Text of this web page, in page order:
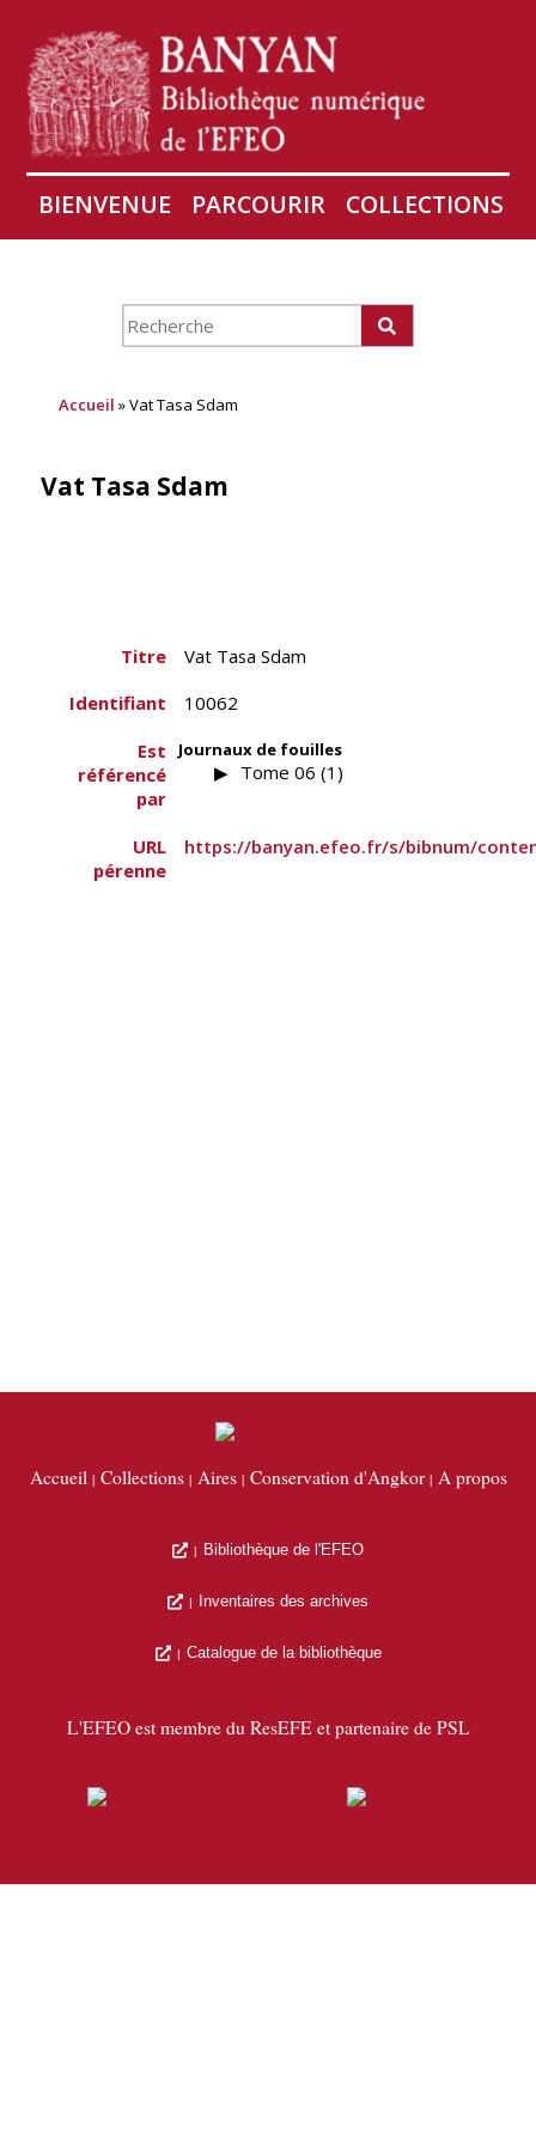
BIENVENUE PARCOURIR
COLLECTIONS
AIRES
CONSERVATION D'ANGKOR
Accueil » Vat Tasa Sdam
Vat Tasa Sdam
Titre
Vat Tasa Sdam
Identifiant
10062
Est
référencé
par
Journaux de fouilles
Tome 06 (1)
URL
pérenne
https://banyan.efeo.fr/s/bibnum/
Accueil Collections Aires Conservation d'Angkor A propos
Bibliothèque de l'EFEO
Inventaires des archives
Catalogue de la bibliothèque
L'EFEO est membre du ResEFE et partenaire de PSL